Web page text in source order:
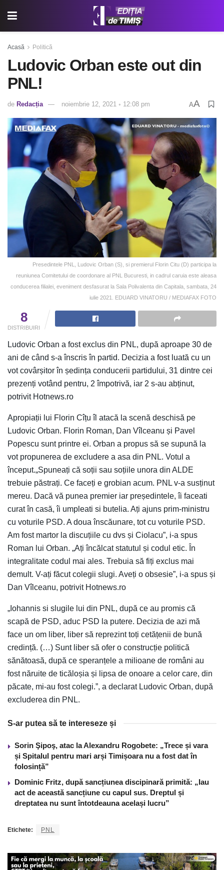
Acasă Politică
Ludovic Orban este out din
PNL!
de Redacția noiembrie 12, 2021 ◦ 12:08 pm AA
Presedintele PNL, Ludovic Orban (S), si premierul Florin Citu (D) participa la
reuniunea Comitetului de coordonare al PNL Bucuresti, in cadrul caruia este aleasa
conducerea filialei, eveniment desfasurat la Sala Polivalenta din Capitala, sambata, 24
iulie 2021. EDUARD VINATORU / MEDIAFAX FOTO
8
DISTRIBUIRI
Ludovic Orban a fost exclus din PNL, după aproape 30 de
ani de când s-a înscris în partid. Decizia a fost luată cu un
vot covârșitor în ședința conducerii partidului, 31 dintre cei
prezenți votând pentru, 2 împotrivă, iar 2 s-au abținut,
potrivit Hotnews.ro
Apropiații lui Florin Cîțu îl atacă la scenă deschisă pe
Ludovic Orban. Florin Roman, Dan Vîlceanu și Pavel
Popescu sunt printre ei. Orban a propus să se supună la
vot propunerea de excludere a asa din PNL. Votul a
început.„Spuneați că soții sau soțiile unora din ALDE
trebuie păstrați. Ce faceți e grobian acum. PNL v-a susținut
mereu. Dacă vă punea premier iar președintele, îi faceati
curat în casă, îi umpleati si butelia. Ați ajuns prim-ministru
cu voturile PSD. A doua înscăunare, tot cu voturile PSD.
Am fost martor la discuțiile cu dvs și Ciolacu”, i-a spus
Roman lui Orban. „Ați încălcat statutul și codul etic. În
integralitate codul mai ales. Trebuia să fiți exclus mai
demult. V-ați făcut colegii slugi. Aveți o obsesie”, i-a spus și
Dan Vîlceanu, potrivit Hotnews.ro
„Iohannis si slugile lui din PNL, după ce au promis că
scapă de PSD, aduc PSD la putere. Decizia de azi mă
face un om liber, liber să reprezint toți cetățenii de bună
credință. (…) Sunt liber să ofer o construcție politică
sănătoasă, după ce speranțele a milioane de români au
fost năruite de ticăloșia și lipsa de onoare a celor care, din
păcate, mi-au fost colegi.”, a declarat Ludovic Orban, după
excluderea din PNL.
S-ar putea să te intereseze și
Sorin Şipoş, atac la Alexandru Rogobete: „Trece și vara
și Spitalul pentru mari arși Timișoara nu a fost dat în
folosință”
Dominic Fritz, după sancțiunea discipinară primită: „Iau
act de această sancțiune cu capul sus. Dreptul și
dreptatea nu sunt întotdeauna același lucru”
Etichete: PNL